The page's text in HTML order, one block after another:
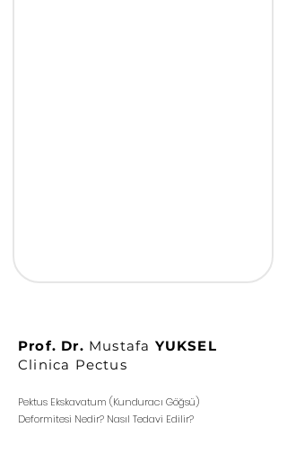
Prof. Dr. Mustafa YUKSEL
Clinica Pectus
Pektus Ekskavatum (Kunduracı Göğsü)
Deformitesi Nedir? Nasıl Tedavi Edilir?